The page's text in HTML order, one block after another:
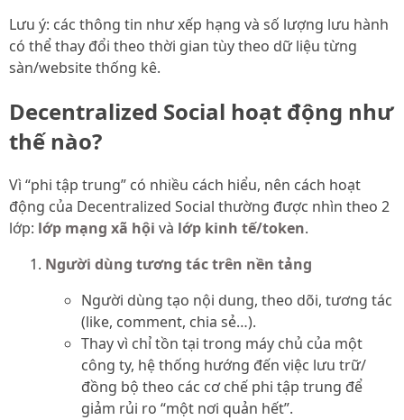
Lưu ý: các thông tin như xếp hạng và số lượng lưu hành
có thể thay đổi theo thời gian tùy theo dữ liệu từng
sàn/website thống kê.
Decentralized Social hoạt động như
thế nào?
Vì “phi tập trung” có nhiều cách hiểu, nên cách hoạt
động của Decentralized Social thường được nhìn theo 2
lớp: lớp mạng xã hội và lớp kinh tế/token.
Người dùng tương tác trên nền tảng
Người dùng tạo nội dung, theo dõi, tương tác
(like, comment, chia sẻ…).
Thay vì chỉ tồn tại trong máy chủ của một
công ty, hệ thống hướng đến việc lưu trữ/
đồng bộ theo các cơ chế phi tập trung để
giảm rủi ro “một nơi quản hết”.